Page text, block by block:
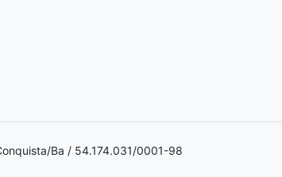
Ba / 54.174.031/0001-98